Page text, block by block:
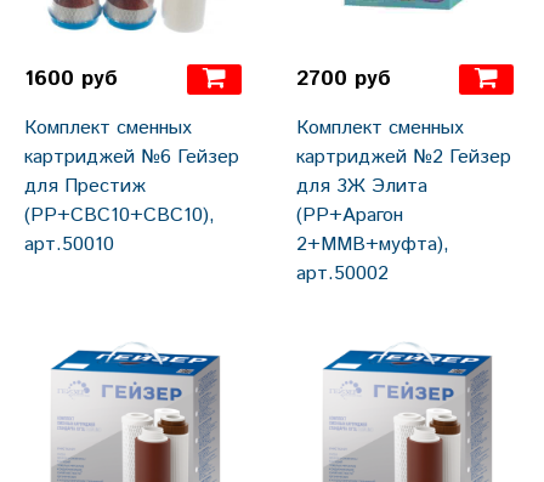
1600 руб
Комплект сменных
картриджей №6 Гейзер
для Престиж
(РР+СВС10+СВС10),
арт.50010
2700 руб
Комплект сменных
картриджей №2 Гейзер
для 3Ж Элита
(РР+Арагон
2+ММВ+муфта),
арт.50002